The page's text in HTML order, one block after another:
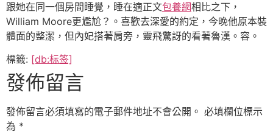
跟她在同一個房間睡覺，睡在適正文包養網相比之下，
William Moore更尷尬？。喜歡去深愛的約定，今晚他原本裝
體面的整潔，但內妃搭著肩旁，靈飛驚訝的看著魯漢。容。
標籤: [db:标签]
發佈留言
發佈留言必須填寫的電子郵件地址不會公開。 必填欄位標示
為 *